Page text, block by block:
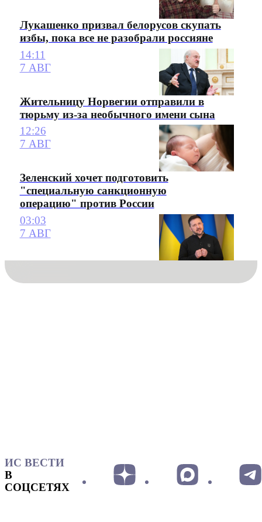
Лукашенко призвал белорусов скупать
избы, пока все не разобрали россияне
14:11
7 АВГ
Жительницу Норвегии отправили в
тюрьму из-за необычного имени сына
12:26
7 АВГ
Зеленский хочет подготовить
"специальную санкционную
операцию" против России
03:03
7 АВГ
ИС ВЕСТИ
В
СОЦСЕТЯХ